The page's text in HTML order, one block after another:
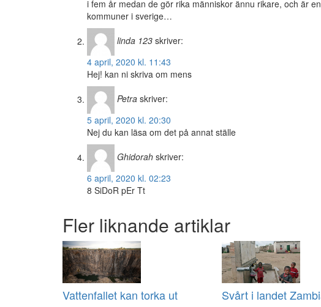
i fem år medan de gör rika människor ännu rikare, och är
kommuner i sverige…
linda 123 skriver:
4 april, 2020 kl. 11:43
Hej! kan ni skriva om mens
Petra skriver:
5 april, 2020 kl. 20:30
Nej du kan läsa om det på annat ställe
Ghidorah skriver:
6 april, 2020 kl. 02:23
8 SiDoR pEr Tt
Fler liknande artiklar
Vattenfallet kan torka ut Svårt i landet